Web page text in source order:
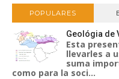
POPULARES
Geológia de
Esta
llevarles a
suma
como para la soci...